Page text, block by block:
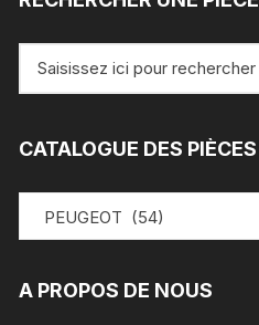
pour
CATALOGUE DES PIÈCES
PEUGEOT (54)
A PROPOS DE NOUS